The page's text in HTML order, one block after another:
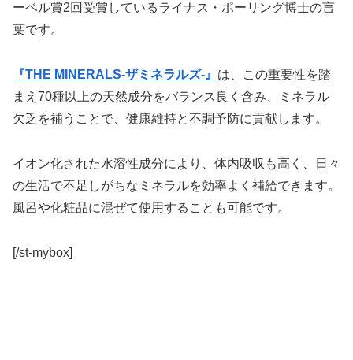
ーベル賞2回受賞しているライナス・ポーリング博士の言
葉です。
『THE MINERALS-ザミネラルズ-』 は、この重要性を踏
まえ70種以上の天然成分をバランス良く含み、ミネラル
欠乏を補うことで、健康維持と不調予防に貢献します。
イオン化された水溶性成分により、体内吸収も高く、日々
の生活で不足しがちなミネラルを効率よく補給できます。
風呂や化粧品に混ぜて使用することも可能です。
[/st-mybox]